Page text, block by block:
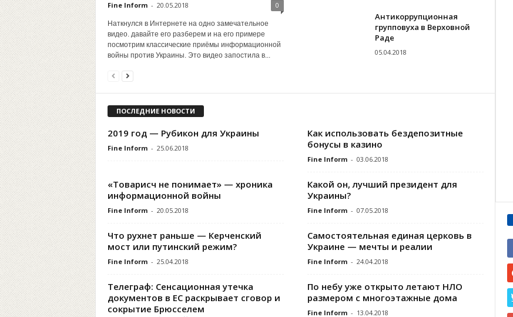
Fine Inform - 20.05.2018 0
Наткнулся в Интернете на одно замечательное
видео. давайте его разберем и на его примере
посмотрим классические приёмы информационной
войны против Украины. Это видео запостила в...
Антикоррупционная
групповуха в Верховной
Раде
05.04.2018
ПОСЛЕДНИЕ НОВОСТИ
2019 год — Рубикон для Украины
Fine Inform - 25.06.2018
Как использовать бездепозитные
бонусы в казино
Fine Inform - 03.06.2018
«Товарисч не понимает» — хроника
информационной войны
Fine Inform - 20.05.2018
Какой он, лучший президент для
Украины?
Fine Inform - 07.05.2018
Что рухнет раньше — Керченский
мост или путинский режим?
Fine Inform - 25.04.2018
Самостоятельная единая церковь в
Украине — мечты и реалии
Fine Inform - 24.04.2018
Телеграф: Сенсационная утечка
документов в ЕС раскрывает сговор и
сокрытие Брюсселем
По небу уже открыто летают НЛО
размером с многоэтажные дома
Fine Inform - 13.04.2018